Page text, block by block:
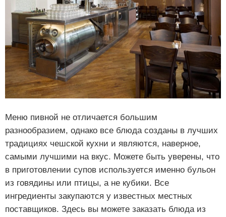
Меню пивной не отличается большим
разнообразием, однако все блюда созданы в лучших
традициях чешской кухни и являются, наверное,
самыми лучшими на вкус. Можете быть уверены, что
в приготовлении супов используется именно бульон
из говядины или птицы, а не кубики. Все
ингредиенты закупаются у известных местных
поставщиков. Здесь вы можете заказать блюда из